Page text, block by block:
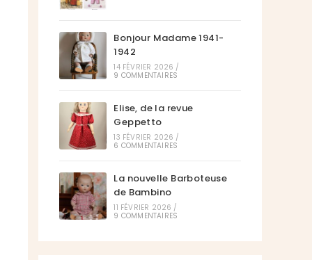
Bonjour Madame 1941-
1942
14 FÉVRIER 2026 /
9 COMMENTAIRES
Elise, de la revue
Geppetto
13 FÉVRIER 2026 /
6 COMMENTAIRES
La nouvelle Barboteuse
de Bambino
11 FÉVRIER 2026 /
9 COMMENTAIRES